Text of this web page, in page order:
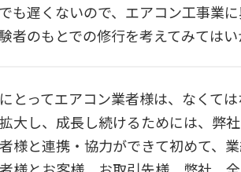
も遅くないので、エアコン工事業
者のもとでの修行を考えてみては
とってエアコン業者様は、なくて
大し、成長し続けるためには、弊
様と連携・協力ができて初めて、